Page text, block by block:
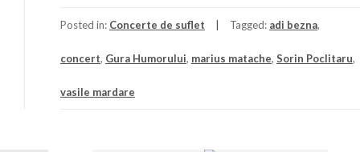
Posted in: Concerte de suflet Tagged: adi bezna,
concert, Gura Humorului, marius matache, Sorin Poclitaru,
vasile mardare